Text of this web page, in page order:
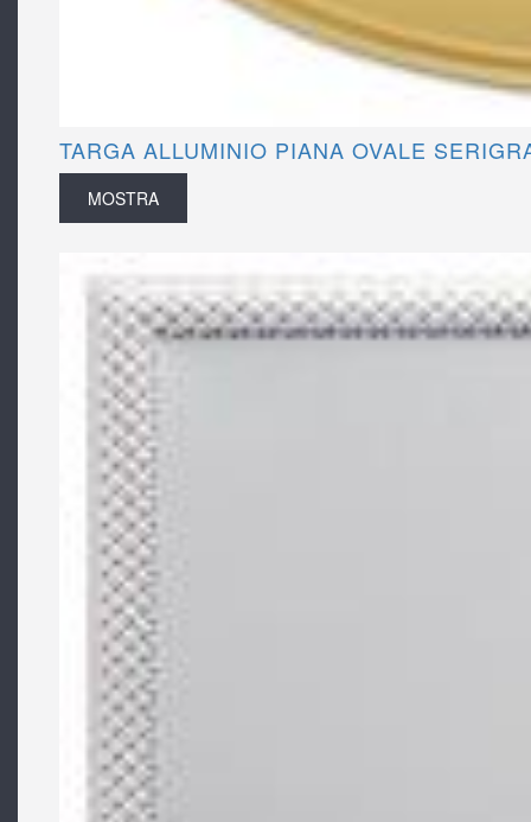
TARGA ALLUMINIO PIANA OVALE
MOSTRA